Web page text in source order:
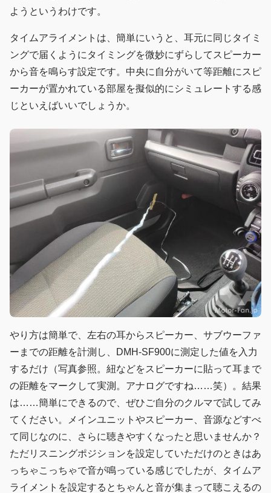
ようというわけです。
タイムアライメントは、簡単にいうと、耳元に同じタイミ
ングで届くようにタイミングを微妙にずらしてスピーカー
から音を鳴らす設定です。中央に自分がいて等距離にスピ
ーカーが置かれている部屋を擬似的にシミュレートする感
じといえばいいでしょうか。
やり方は簡単で、左右の耳からスピーカー、サブウーファ
ーまでの距離を計測し、DMH-SF900に測定した値を入力
するだけ（写真参照。紐などをスピーカーに貼って耳まで
の距離をマークして実測。アナログですね……笑）。結果
は……簡単にできるので、ぜひご自分のクルマで試してみ
てください。メインユニットやスピーカー、音源などすべ
て同じなのに、さらに聴きやすくなったと思いませんか？
ただリスニングポジションを設定していただけのときはあ
っちゃこっちゃで音が鳴っている感じでしたが、タイムア
ライメントを設定するとちゃんと音が集まって聴こえるの